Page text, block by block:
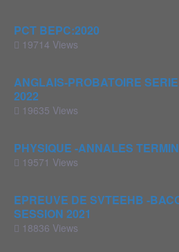
PCT BEPC:2020
19714 Views
ANGLAIS-PROBATOIRE
2022
19635 Views
PHYSIQUE -ANNALES
19571 Views
EPREUVE DE SVTEEHB -
SESSION 2021
18836 Views